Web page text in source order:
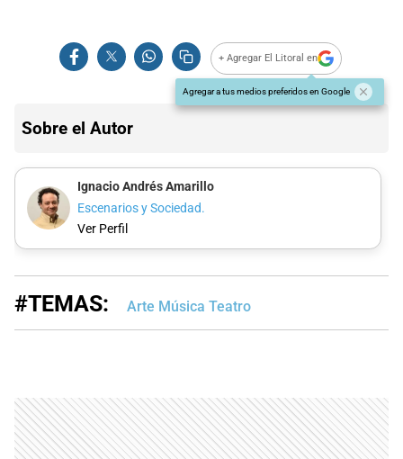
+ Agregar El Litoral en
Agregar a tus medios preferidos en Google
Sobre el Autor
Ignacio Andrés Amarillo
Escenarios y Sociedad.
Ver Perfil
#TEMAS: Arte Música Teatro